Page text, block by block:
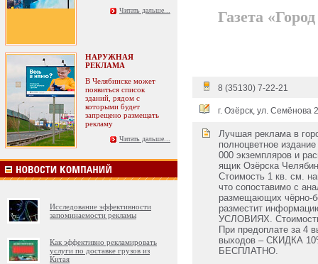
Читать дальше...
НАРУЖНАЯ
РЕКЛАМА
В Челябинске может
появиться список
зданий, рядом с
которыми будет
запрещено размещать
рекламу
Читать дальше...
Исследование эффективности
запоминаемости рекламы
Как эффективно рекламировать
услуги по доставке грузов из
Китая
Газета
8 (35130) 7-22-21
г. Озёрск, ул. Семёнова
Лучшая реклама в
полноцветное
000 экземпляров и
ящик Озёрска
Стоимость 1 кв. см.
что сопоставимо с
размещающих чёрно-
разместит
УСЛОВИЯХ. Стоимость
При предоплате за 4
выходов – СКИДКА
БЕСПЛАТНО.